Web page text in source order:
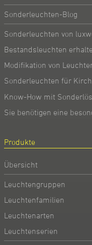
Sonderleuchten-Blog
Sonderleuchten von
Bestandsleuchten
Modifikation von
Sonderleuchten für
Know-How mit
Sie benötigen eine
Produkte
Übersicht
Leuchtengruppen
Leuchtenfamilien
Leuchtenarten
Leuchtenserien